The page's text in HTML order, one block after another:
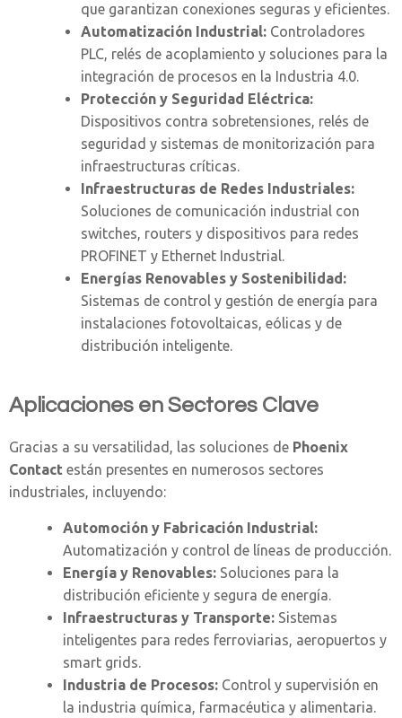
que garantizan conexiones seguras y eficientes.
Automatización Industrial: Controladores
PLC, relés de acoplamiento y soluciones para la
integración de procesos en la Industria 4.0.
Protección y Seguridad Eléctrica:
Dispositivos contra sobretensiones, relés de
seguridad y sistemas de monitorización para
infraestructuras críticas.
Infraestructuras de Redes Industriales:
Soluciones de comunicación industrial con
switches, routers y dispositivos para redes
PROFINET y Ethernet Industrial.
Energías Renovables y Sostenibilidad:
Sistemas de control y gestión de energía para
instalaciones fotovoltaicas, eólicas y de
distribución inteligente.
Aplicaciones en Sectores Clave
Gracias a su versatilidad, las soluciones de Phoenix
Contact están presentes en numerosos sectores
industriales, incluyendo:
Automoción y Fabricación Industrial:
Automatización y control de líneas de producción.
Energía y Renovables: Soluciones para la
distribución eficiente y segura de energía.
Infraestructuras y Transporte: Sistemas
inteligentes para redes ferroviarias, aeropuertos y
smart grids.
Industria de Procesos: Control y supervisión en
la industria química, farmacéutica y alimentaria.